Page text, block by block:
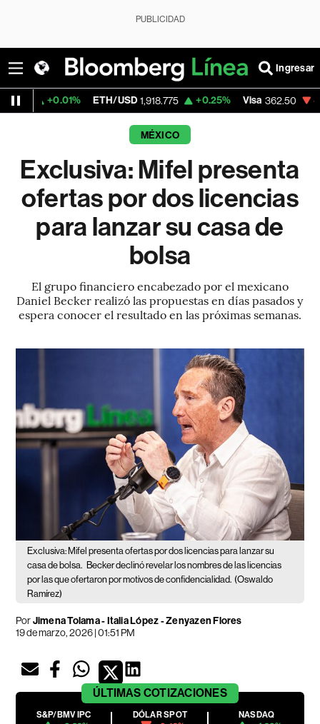
PUBLICIDAD
Ingresar
ETH/USD 1,918.775 +0.25% Visa 362.50 -2.15%
MÉXICO
Exclusiva: Mifel presenta
ofertas por dos licencias
para lanzar su casa de
bolsa
El grupo financiero encabezado por el mexicano
Daniel Becker realizó las propuestas en días pasados y
espera conocer el resultado en las próximas semanas.
Exclusiva: Mifel presenta ofertas por dos licencias para lanzar su
casa de bolsa. Becker declinó revelar los nombres de las licencias
por las que ofertaron por motivos de confidencialidad. (Oswaldo
Ramírez)
PorJimena Tolama-Italia López-Zenyazen Flores
19 de marzo, 2026 | 01:51 PM
ÚLTIMAS COTIZACIONES
S&P/BMV IPC
DÓLAR SPOT
NASDAQ